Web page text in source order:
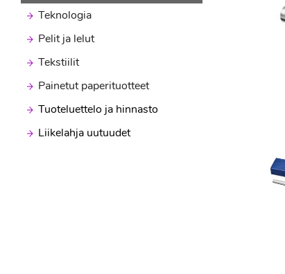
Teknologia
Pelit ja lelut
Tekstiilit
Painetut paperituotteet
Tuoteluettelo ja hinnasto
Liikelahja uutuudet